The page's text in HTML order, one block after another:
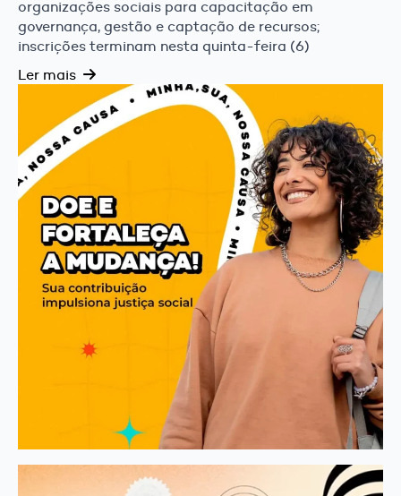
organizações sociais para capacitação em
governança, gestão e captação de recursos;
inscrições terminam nesta quinta-feira (6)
Ler mais